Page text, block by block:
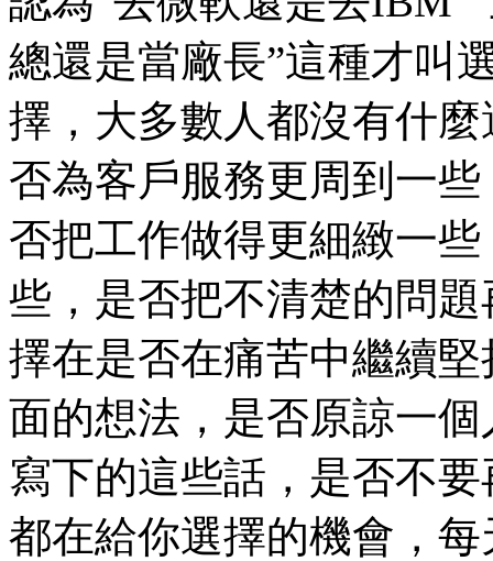
總還是當廠長”這種才叫
擇，大多數人都沒有什
否為客戶服務更周到一
否把工作做得更細緻一
些，是否把不清楚的問
擇在是否在痛苦中繼續
面的想法，是否原諒一
寫下的這些話，是否不
都在給你選擇的機會，